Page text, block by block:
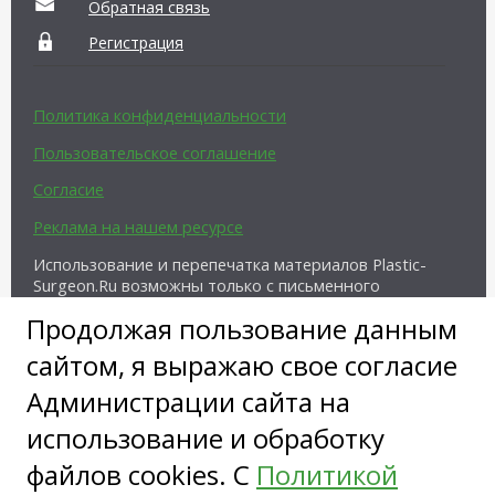
Продолжая пользование данным
сайтом, я выражаю свое согласие
Администрации сайта на
использование и обработку
файлов cookies. С Политикой
Обратная связь
Регистрация
Политика конфиденциальности
Пользовательское соглашение
Согласие
Реклама на нашем ресурсе
Использование и перепечатка материалов Plastic-
Surgeon.Ru возможны только с письменного
активной ссылки на источник.